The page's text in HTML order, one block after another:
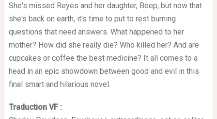
She's missed Reyes and her daughter, Beep, but now that
she's back on earth, it's time to put to rest burning
questions that need answers. What happened to her
mother? How did she really die? Who killed her? And are
cupcakes or coffee the best medicine? It all comes to a
head in an epic showdown between good and evil in this
final smart and hilarious novel.
Traduction VF :